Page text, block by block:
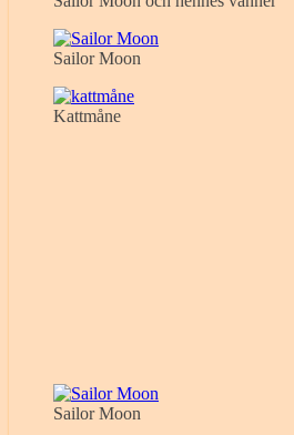
Sailor Moon
Kattmåne
Sailor Moon